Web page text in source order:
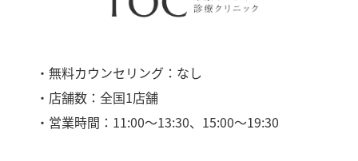
・無料カウンセリング：なし
・店舗数：全国1店舗
・営業時間：11:00〜13:30、15:00〜19:30